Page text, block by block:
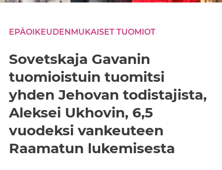
EPÄOIKEUDENMUKAISET TUOMIOT
Sovetskaja Gavanin
tuomioistuin tuomitsi
yhden Jehovan todistajista,
Aleksei Ukhovin, 6,5
vuodeksi vankeuteen
Raamatun lukemisesta